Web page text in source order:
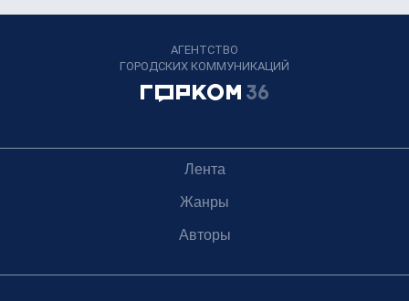
АГЕНТСТВО
ГОРОДСКИХ КОММУНИКАЦИЙ
Лента
Жанры
Авторы